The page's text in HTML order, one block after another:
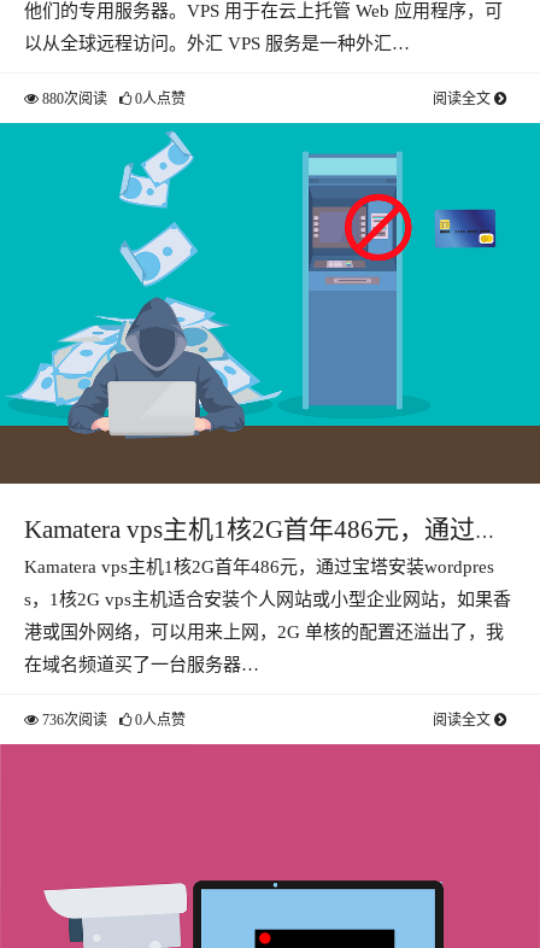
他们的专用服务器。VPS 用于在云上托管 Web 应用程序，可
以从全球远程访问。外汇 VPS 服务是一种外汇…
880次阅读 0人点赞 阅读全文
Kamatera vps主机1核2G首年486元，通过宝
塔安装wordpress
Kamatera vps主机1核2G首年486元，通过宝塔安装wordpres
s，1核2G vps主机适合安装个人网站或小型企业网站，如果香
港或国外网络，可以用来上网，2G 单核的配置还溢出了，我
在域名频道买了一台服务器…
736次阅读 0人点赞 阅读全文